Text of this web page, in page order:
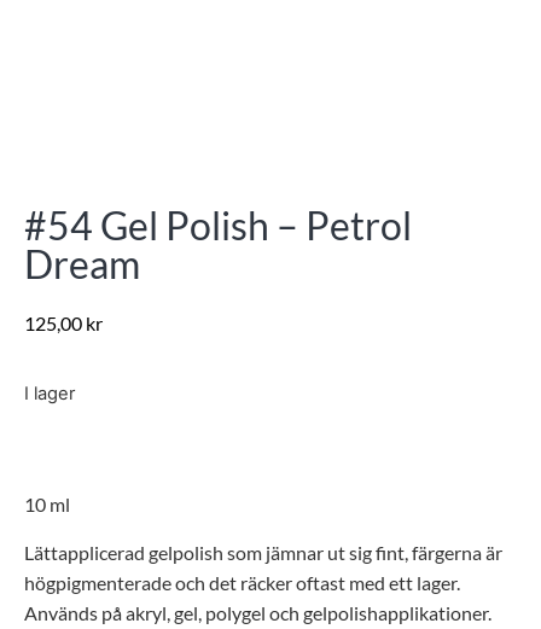
#54 Gel Polish – Petrol
Dream
125,00 kr
I lager
10 ml
Lättapplicerad gelpolish som jämnar ut sig fint, färgerna är
högpigmenterade och det räcker oftast med ett lager.
Används på akryl, gel, polygel och gelpolishapplikationer.